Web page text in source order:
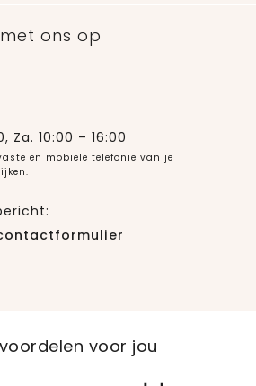
ons op
Za. 10:00 – 16:00
en mobiele telefonie van je
voor jou